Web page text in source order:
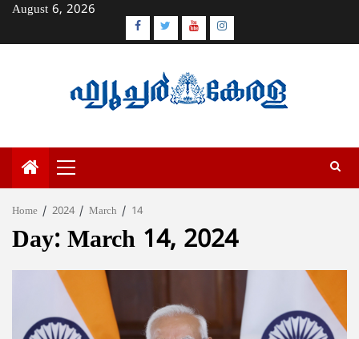
Skip
content
August 6, 2026
Facebook
TwitterYoutubeInstagram
Primary
Menu
Home 2024 March 14
Day: March 14, 2024